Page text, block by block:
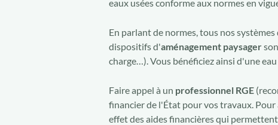
eaux usées conforme aux normes en
En parlant de normes, tous nos
dispositifs d'aménagement paysager
charge…). Vous bénéficiez ainsi d'une
Faire appel à un professionnel RGE
financier de l'État pour vos travaux.
effet des aides financières qui